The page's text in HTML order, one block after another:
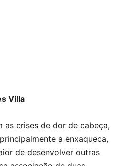
Villa
as crises de dor de cabeça,
a enxaqueca,
de desenvolver outras